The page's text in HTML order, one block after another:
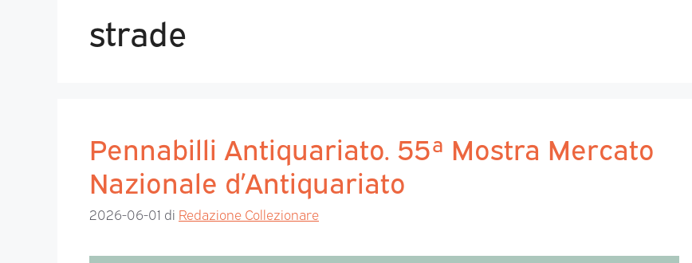
strade
Pennabilli Antiquariato. 55ª Mostra Mercato
Nazionale d’Antiquariato
2026-06-01 di Redazione Collezionare